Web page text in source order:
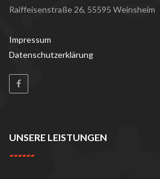
Raiffeisenstraße 26, 55595 Weinsheim
Impressum
Datenschutzerklärung
UNSERE LEISTUNGEN